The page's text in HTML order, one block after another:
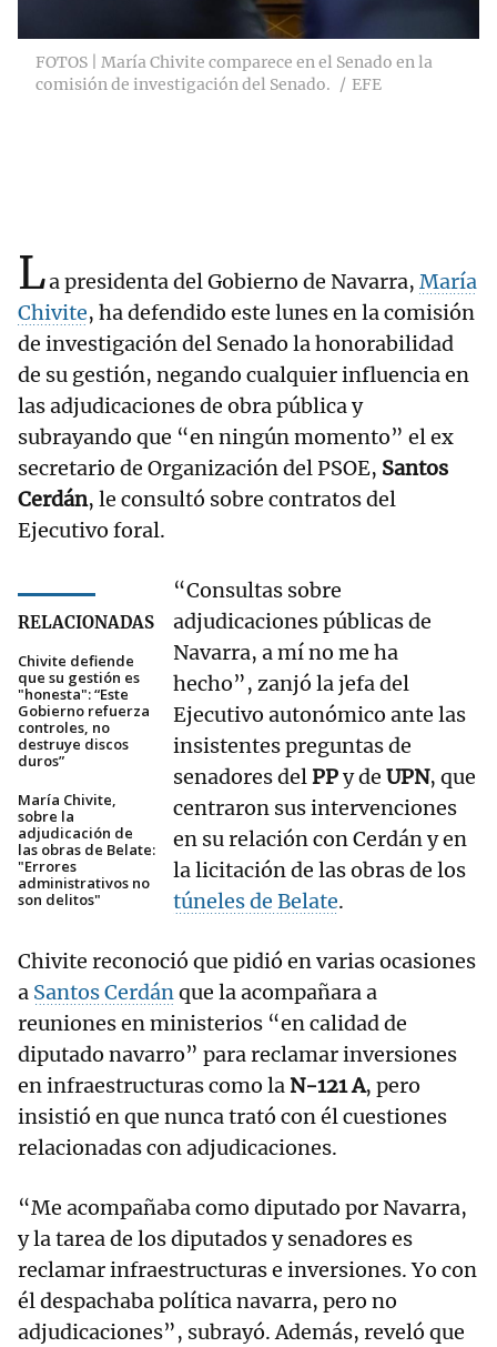
FOTOS | María Chivite comparece en el Senado en la
comisión de investigación del Senado.
EFE
La presidenta del Gobierno de Navarra, María
Chivite, ha defendido este lunes en la comisión
de investigación del Senado la honorabilidad
de su gestión, negando cualquier influencia en
las adjudicaciones de obra pública y
subrayando que “en ningún momento” el ex
secretario de Organización del PSOE, Santos
Cerdán, le consultó sobre contratos del
Ejecutivo foral.
RELACIONADAS
Chivite defiende
que su gestión es
"honesta": “Este
Gobierno refuerza
controles, no
destruye discos
duros”
María Chivite,
sobre la
adjudicación de
las obras de Belate:
"Errores
administrativos no
son delitos"
“Consultas sobre
adjudicaciones públicas de
Navarra, a mí no me ha
hecho”, zanjó la jefa del
Ejecutivo autonómico ante las
insistentes preguntas de
senadores delPPy de UPN, que
centraron sus intervenciones
en su relación con Cerdán y en
la licitación de las obras de los
túneles de Belate.
Chivite reconoció que pidió en varias ocasiones
a Santos Cerdánque la acompañara a
reuniones en ministerios “en calidad de
diputado navarro” para reclamar inversiones
en infraestructuras como la N-121 A, pero
insistió en que nunca trató con él cuestiones
relacionadas con adjudicaciones.
“Me acompañaba como diputado por Navarra,
y la tarea de los diputados y senadores es
reclamar infraestructuras e inversiones. Yo con
él despachaba política navarra, pero no
adjudicaciones”, subrayó. Además, reveló que